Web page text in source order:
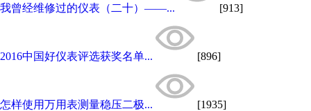
我曾经维修过的仪表（二十）——... [913]
2016中国好仪表评选获奖名单... [896]
怎样使用万用表测量稳压二极... [1935]